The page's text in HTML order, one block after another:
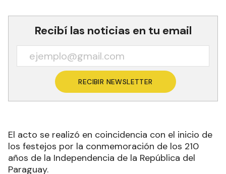
Recibí las noticias en tu email
RECIBIR NEWSLETTER
El acto se realizó en coincidencia con el inicio de
los festejos por la conmemoración de los 210
años de la Independencia de la República del
Paraguay.